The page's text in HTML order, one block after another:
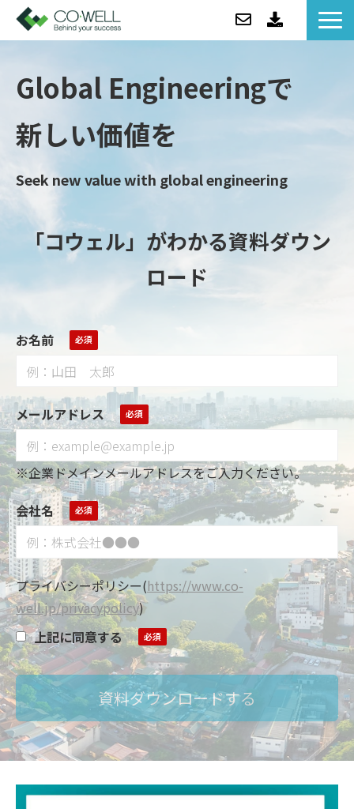
ソリューション
事例紹介
Global Engineeringで
新しい価値を
Seek new value with global engineering
「コウェル」がわかる資料ダウン
ロード
お名前
メールアドレス
※企業ドメインメールアドレスをご入力ください。
会社名
プライバシーポリシー(https://www.co-
well.jp/privacypolicy)
上記に同意する